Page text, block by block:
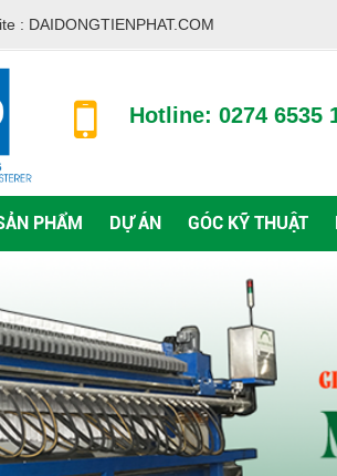
: DAIDONGTIENPHAT.COM
Hotline: 0274 6535
PHẨM DỰ ÁN GÓC KỸ THUẬT